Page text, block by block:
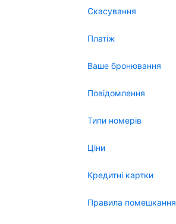
Скасування
Платіж
Ваше бронювання
Повідомлення
Типи номерів
Ціни
Кредитні картки
Правила помешкання